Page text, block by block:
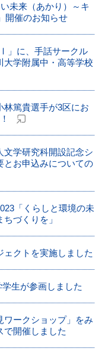
未来（あかり）～キ
開催のお知らせ
」に、手話サークル
大学附属中・高等学校
林篤貴選手が3区にお
文学研究科開設記念シ
とお申込みについての
「くらしと環境の未
づくりを」
クトを実施しました
生が参画しました
ワークショップ」をみ
で開催しました